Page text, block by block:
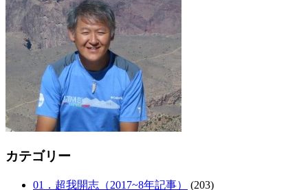
カテゴリー
01．超我開志（2017~8年記事）
(203)